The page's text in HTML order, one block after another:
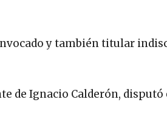
y también titular
de Ignacio Calderón,